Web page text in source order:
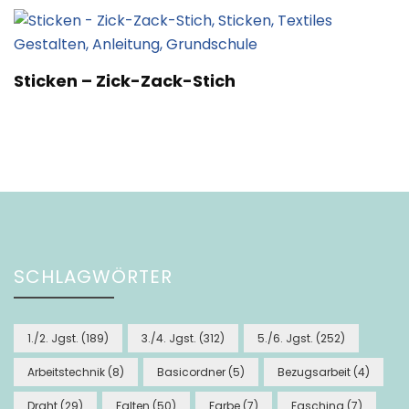
Sticken – Zick-Zack-Stich
SCHLAGWÖRTER
1./2. Jgst. (189) 3./4. Jgst. (312) 5./6. Jgst. (252)
Arbeitstechnik (8) Basicordner (5) Bezugsarbeit (4)